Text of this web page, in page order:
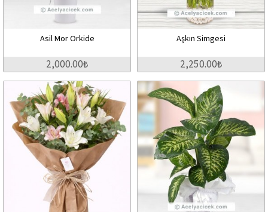
Asil Mor Orkide
2,000.00₺
Aşkın Simgesi
2,250.00₺